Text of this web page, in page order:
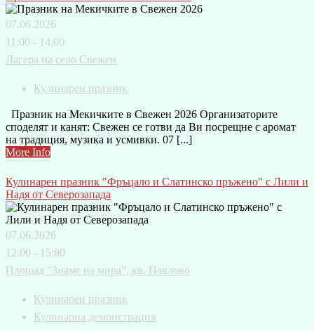
07.06.2026
11:00 - 14:00
Лагера на село Свежен
Кулинарен празник
Празник на Мекичките в Свежен 2026 Организаторите
споделят и канят: Свежен се готви да Ви посрещне с аромат
на традиция, музика и усмивки. 07 [...]
More Info
Кулинарен празник "Фръцало и Слатинско пръжено" с Лили и
Надя от Северозапада
07.06.2026
12:00 - 15:00
Площад "Знаме на мира", кв. Павлово
Кулинарен празник
Кулинарна демонстрация